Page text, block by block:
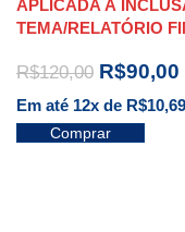
APLICADA À
TEMA/RELATÓRIO
R$120,00 R$90,00
Em até 12x de R$10,69
Comprar